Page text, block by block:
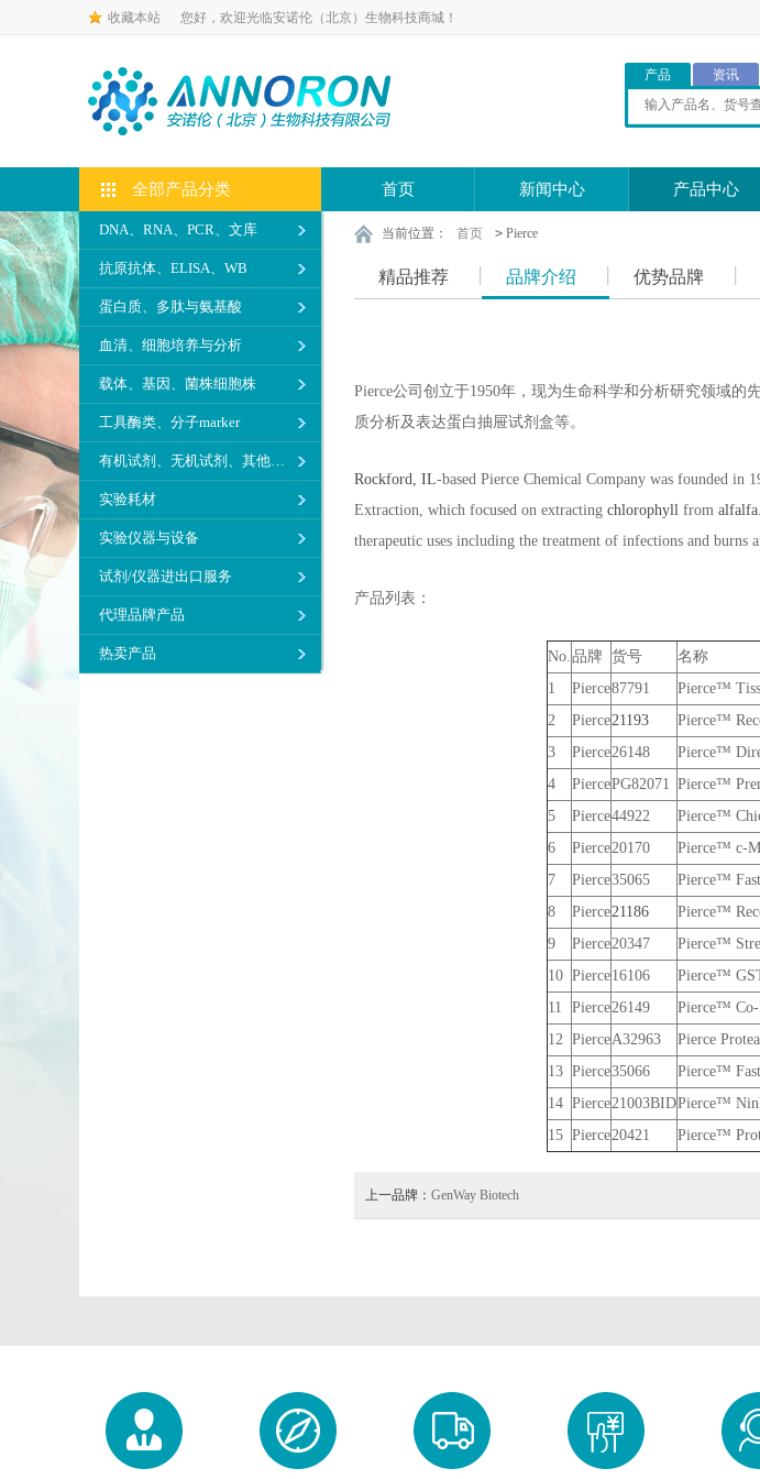
收藏本站 您好，欢迎光临安诺伦（北京）生物科技商城！
产品 资讯
全部产品分类
DNA、RNA、PCR、文库
抗原抗体、ELISA、WB
蛋白质、多肽与氨基酸
血清、细胞培养与分析
载体、基因、菌株细胞株
工具酶类、分子marker
有机试剂、无机试剂、其他生化试剂
实验耗材
实验仪器与设备
试剂/仪器进出口服务
代理品牌产品
热卖产品
首页 新闻中心 产品中心
当前位置： 首页 > Pierce
精品推荐 品牌介绍 优势品牌
Pierce公司创立于1950年，现为生命科学和分析研究领域
质分析及表达蛋白抽屉试剂盒等。
Rockford, IL-based Pierce Chemical Company was founded in
Extraction, which focused on extracting chlorophyll from alfalfa
therapeutic uses including the treatment of infections and burns
产品列表：
No.品牌 货号 名称
1
Pierce87791 Pierce™
2
Pierce21193 Pierce™
3
Pierce26148 Pierce™
4
PiercePG82071 Pierce™
5
Pierce44922 Pierce™
6
Pierce20170 Pierce™ c-
7
Pierce35065 Pierce™
8
Pierce21186 Pierce™
9
Pierce20347 Pierce™
10 Pierce16106 Pierce™
11
Pierce26149 Pierce™
12 PierceA32963 Pierce
13 Pierce35066 Pierce™
14 Pierce21003BIDPierce™
15 Pierce20421 Pierce™
上一品牌： GenWay Biotech